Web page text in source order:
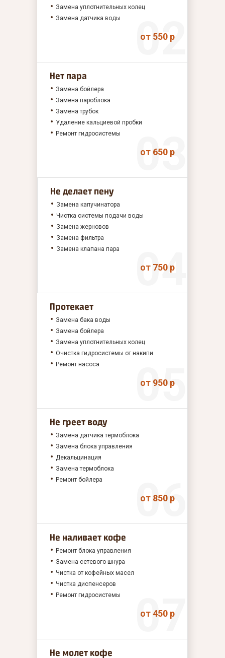
Замена уплотнительных колец
Замена датчика воды
от 550 р
Нет пара
Замена бойлера
Замена пароблока
Замена трубок
Удаление кальциевой пробки
Ремонт гидросистемы
от 650 р
Не делает пену
Замена капучинатора
Чистка системы подачи воды
Замена жерновов
Замена фильтра
Замена клапана пара
от 750 р
Протекает
Замена бака воды
Замена бойлера
Замена уплотнительных колец
Очистка гидросистемы от накипи
Ремонт насоса
от 950 р
Не греет воду
Замена датчика термоблока
Замена блока управления
Декальцинация
Замена термоблока
Ремонт бойлера
от 850 р
Не наливает кофе
Ремонт блока управления
Замена сетевого шнура
Чистка от кофейных масел
Чистка диспенсеров
Ремонт гидросистемы
от 450 р
Не молет кофе